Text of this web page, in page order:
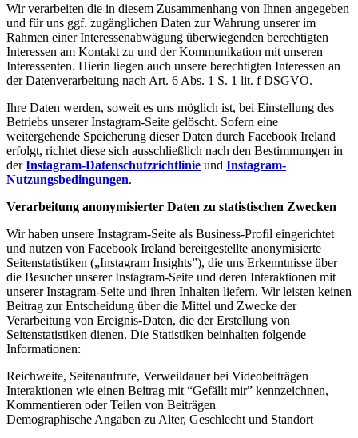
Wir verarbeiten die in diesem Zusammenhang von Ihnen angegeben
und für uns ggf. zugänglichen Daten zur Wahrung unserer im
Rahmen einer Interessenabwägung überwiegenden berechtigten
Interessen am Kontakt zu und der Kommunikation mit unseren
Interessenten. Hierin liegen auch unsere berechtigten Interessen an
der Datenverarbeitung nach Art. 6 Abs. 1 S. 1 lit. f DSGVO.
Ihre Daten werden, soweit es uns möglich ist, bei Einstellung des
Betriebs unserer Instagram-Seite gelöscht. Sofern eine
weitergehende Speicherung dieser Daten durch Facebook Ireland
erfolgt, richtet diese sich ausschließlich nach den Bestimmungen in
derInstagram-Datenschutzrichtlinie und Instagram-
Nutzungsbedingungen.
Verarbeitung anonymisierter Daten zu statistischen Zwecken
Wir haben unsere Instagram-Seite als Business-Profil eingerichtet
und nutzen von Facebook Ireland bereitgestellte anonymisierte
Seitenstatistiken („Instagram Insights”), die uns Erkenntnisse über
die Besucher unserer Instagram-Seite und deren Interaktionen mit
unserer Instagram-Seite und ihren Inhalten liefern. Wir leisten keinen
Beitrag zur Entscheidung über die Mittel und Zwecke der
Verarbeitung von Ereignis-Daten, die der Erstellung von
Seitenstatistiken dienen. Die Statistiken beinhalten folgende
Informationen:
Reichweite, Seitenaufrufe, Verweildauer bei Videobeiträgen
Interaktionen wie einen Beitrag mit “Gefällt mir” kennzeichnen,
Kommentieren oder Teilen von Beiträgen
Demographische Angaben zu Alter, Geschlecht und Standort